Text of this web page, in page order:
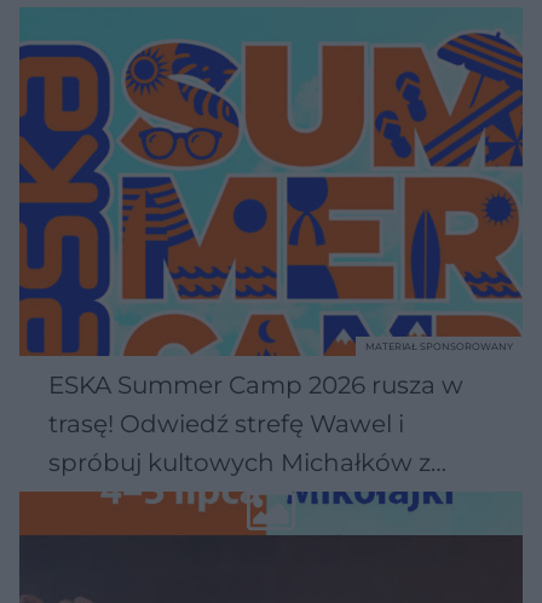
ESKA Summer Camp 2026 rusza w
trasę! Odwiedź strefę Wawel i
spróbuj kultowych Michałków z
Wawelu
MATERIAŁ SPONSOROWANY